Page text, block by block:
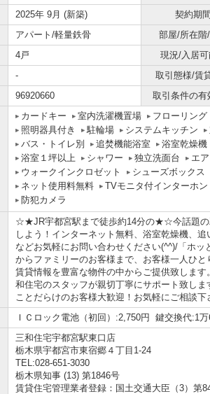
2025年 9月 (新築)
契約期
アパート/軽量鉄骨
部屋/所在階
4戸
現況/入居
-
取引態様/賃
96920660 取引条件の有
カードキー 室内洗濯機置場
フローリング
照明器具付き
駐輪場 システムキッチン
バス・トイレ別
追焚機能浴室
浴室乾燥機
浴室１坪以上
シャワー 独立洗面台
エ
ウォークインクロゼット
シューズボックス
ネット使用料無料
TVモニタ付インターホン
防犯カメラ
☆★JR宇都宮駅まで徒歩約14分の★☆今話題の
しよう！インターネット無料、浴室乾燥機、
などお気軽にお問い合わせください(^^)/「ホ
からファミリーのお客様まで、お客様一人ひ
賃貸情報を豊富な物件の中からご提供致しま
和住宅のスタッフが親切丁寧にサポート致し
ことだらけのお客様大歓迎！お気軽にご相談下
ＩＣロック電池（初回）:2,750円 鍵交換代:1
三和住宅宇都宮駅東口店
栃木県宇都宮市東宿郷４丁目1-24
TEL:028-651-3030
栃木県知事 (13) 第1846号
賃貸住宅管理業者登録：国土交通大臣（3）第